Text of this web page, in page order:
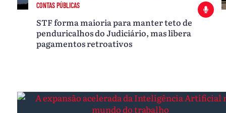
CONTAS PÚBLICAS
STF forma maioria para manter teto de
penduricalhos do Judiciário, mas libera
pagamentos retroativos